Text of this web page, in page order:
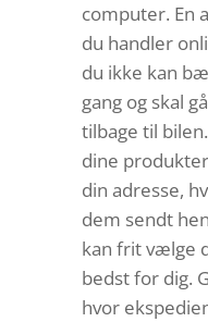
computer. En
du handler
du ikke kan
gang og skal
tilbage til
dine
din adresse,
dem sendt
kan frit vælge
bedst for dig.
hvor